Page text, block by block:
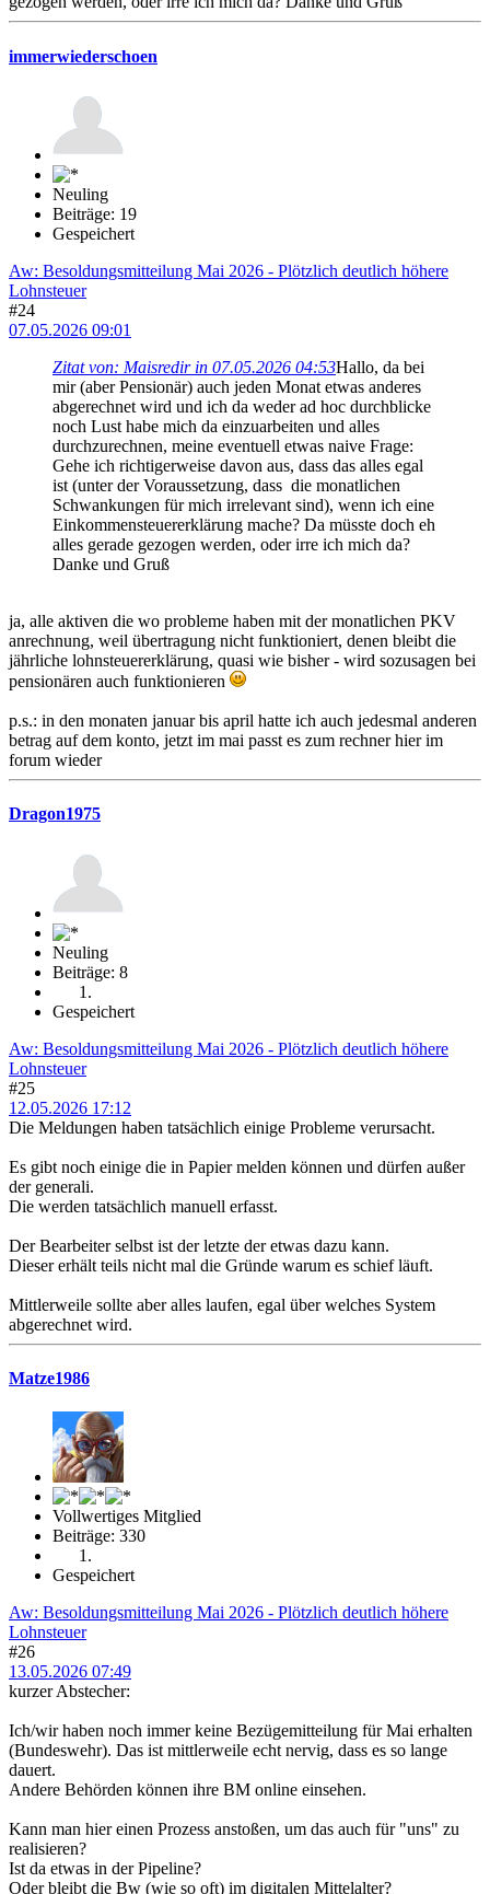
immerwiederschoen
Neuling
Beiträge: 19
Gespeichert
Aw: Besoldungsmitteilung Mai 2026 - Plötzlich deutlich höhere
Lohnsteuer
#24
07.05.2026 09:01
Zitat von: Maisredir in 07.05.2026 04:53Hallo, da bei
mir (aber Pensionär) auch jeden Monat etwas anderes
abgerechnet wird und ich da weder ad hoc durchblicke
noch Lust habe mich da einzuarbeiten und alles
durchzurechnen, meine eventuell etwas naive Frage:
Gehe ich richtigerweise davon aus, dass das alles egal
ist (unter der Voraussetzung, dass die monatlichen
Schwankungen für mich irrelevant sind), wenn ich eine
Einkommensteuererklärung mache? Da müsste doch eh
alles gerade gezogen werden, oder irre ich mich da?
Danke und Gruß
ja, alle aktiven die wo probleme haben mit der monatlichen PKV
anrechnung, weil übertragung nicht funktioniert, denen bleibt die
jährliche lohnsteuererklärung, quasi wie bisher - wird sozusagen bei
pensionären auch funktionieren
p.s.: in den monaten januar bis april hatte ich auch jedesmal anderen
betrag auf dem konto, jetzt im mai passt es zum rechner hier im
forum wieder
Dragon1975
Neuling
Beiträge: 8
Gespeichert
Aw: Besoldungsmitteilung Mai 2026 - Plötzlich deutlich höhere
Lohnsteuer
#25
12.05.2026 17:12
Die Meldungen haben tatsächlich einige Probleme verursacht.
Es gibt noch einige die in Papier melden können und dürfen außer
der generali.
Die werden tatsächlich manuell erfasst.
Der Bearbeiter selbst ist der letzte der etwas dazu kann.
Dieser erhält teils nicht mal die Gründe warum es schief läuft.
Mittlerweile sollte aber alles laufen, egal über welches System
abgerechnet wird.
Matze1986
Vollwertiges Mitglied
Beiträge: 330
Gespeichert
Aw: Besoldungsmitteilung Mai 2026 - Plötzlich deutlich höhere
Lohnsteuer
#26
13.05.2026 07:49
kurzer Abstecher:
Ich/wir haben noch immer keine Bezügemitteilung für Mai erhalten
(Bundeswehr). Das ist mittlerweile echt nervig, dass es so lange
dauert.
Andere Behörden können ihre BM online einsehen.
Kann man hier einen Prozess anstoßen, um das auch für "uns" zu
realisieren?
Ist da etwas in der Pipeline?
Oder bleibt die Bw (wie so oft) im digitalen Mittelalter?